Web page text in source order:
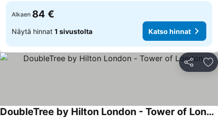
Alkaen 84 €
Näytä hinnat 1 sivustolta Katso hinnat
Jaa
DoubleTree by Hilton London - Tower of London